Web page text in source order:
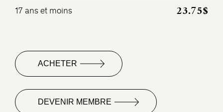
17 ans et moins 23.75$
ACHETER
DEVENIR MEMBRE